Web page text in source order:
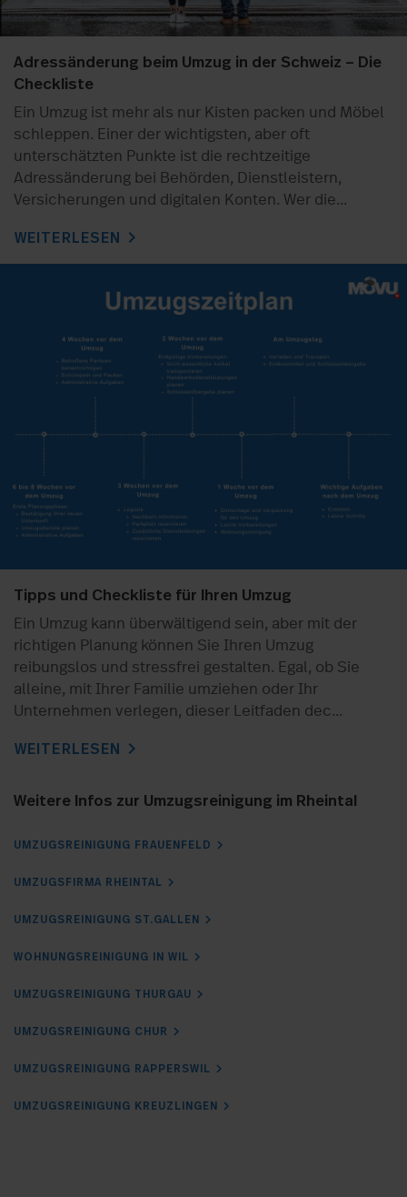
Adressänderung beim Umzug in der Schweiz – Die
Checkliste
Ein Umzug ist mehr als nur Kisten packen und Möbel
schleppen. Einer der wichtigsten, aber oft
unterschätzten Punkte ist die rechtzeitige
Adressänderung bei Behörden, Dienstleistern,
Versicherungen und digitalen Konten. Wer die...
WEITERLESEN chevron_right
Tipps und Checkliste für Ihren Umzug
Ein Umzug kann überwältigend sein, aber mit der
richtigen Planung können Sie Ihren Umzug
reibungslos und stressfrei gestalten. Egal, ob Sie
alleine, mit Ihrer Familie umziehen oder Ihr
Unternehmen verlegen, dieser Leitfaden dec...
WEITERLESEN chevron_right
Weitere Infos zur Umzugsreinigung im Rheintal
UMZUGSREINIGUNG FRAUENFELD
UMZUGSFIRMA RHEINTAL
UMZUGSREINIGUNG ST.GALLEN
WOHNUNGSREINIGUNG IN WIL
UMZUGSREINIGUNG THURGAU
UMZUGSREINIGUNG CHUR
UMZUGSREINIGUNG RAPPERSWIL
UMZUGSREINIGUNG KREUZLINGEN